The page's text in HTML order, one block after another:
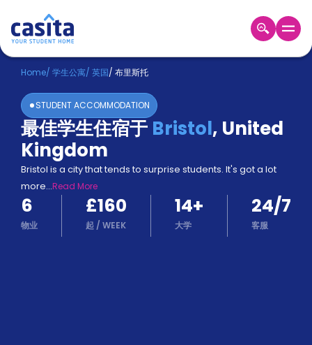
Home ZH GBP
登
入
Booking
Accommodation
About
Blog
Refer
And
Home/ 学生公寓/ 英国/ 布里斯托
STUDENT ACCOMMODATION
最佳学生住宿于 Bristol, United
Kingdom
Bristol is a city that tends to surprise students. It's got a lot
more...Read More
6
物业
£160
起 / WEEK
14+
大学
24/7
客服